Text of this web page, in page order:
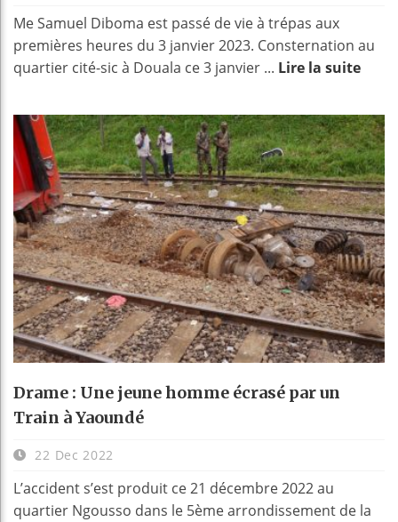
Me Samuel Diboma est passé de vie à trépas aux
premières heures du 3 janvier 2023. Consternation au
quartier cité-sic à Douala ce 3 janvier ... Lire la suite
Drame : Une jeune homme écrasé par un
Train à Yaoundé
22 Dec 2022
L’accident s’est produit ce 21 décembre 2022 au
quartier Ngousso dans le 5ème arrondissement de la